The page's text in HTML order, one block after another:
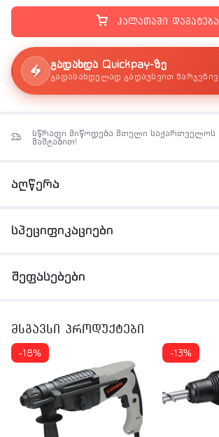
კალათაში დამატება
გადახდა Quickpay-ზე
გადასახდელად გადაუსვით მარჯვნივ
სწრაფი მიწოდება მთელი საქართველოს
მაშტაბით!
აღწერა
სპეციფიკაციები
შეფასებები
მსგავსი პროდუქტები
-18% -13%